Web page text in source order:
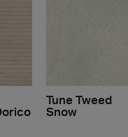
Tune Tweed
Snow